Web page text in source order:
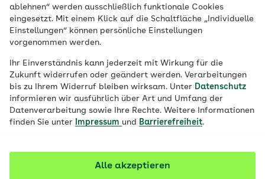
ablehnen“ werden ausschließlich funktionale Cookies
eingesetzt. Mit einem Klick auf die Schaltfläche „Individuelle
Einstellungen“ können persönliche Einstellungen
vorgenommen werden.
Ihr Einverständnis kann jederzeit mit Wirkung für die
Zukunft widerrufen oder geändert werden. Verarbeitungen
bis zu Ihrem Widerruf bleiben wirksam. Unter Datenschutz
informieren wir ausführlich über Art und Umfang der
Datenverarbeitung sowie Ihre Rechte. Weitere Informationen
finden Sie unter
Impressum und Barrierefreiheit.
Alle akzeptieren